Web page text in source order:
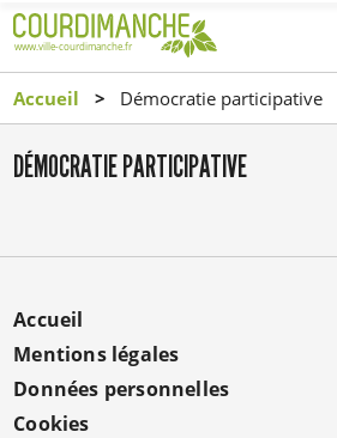
contenu
principal
Accueil Démocratie participative
DÉMOCRATIE PARTICIPATIVE
MENU
PIED
DE
PAGE
Accueil
Mentions légales
Données personnelles
Cookies